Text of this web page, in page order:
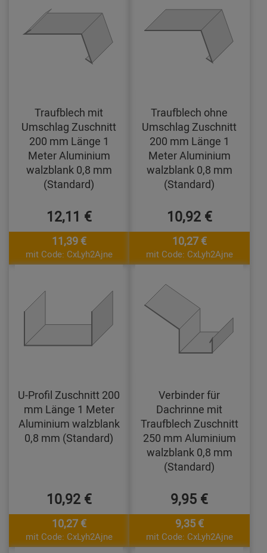
Traufblech mit
Umschlag Zuschnitt
200 mm Länge 1
Meter Aluminium
walzblank 0,8 mm
(Standard)
12,11 €
11,39 €
mit Code: CxLyh2Ajne
Traufblech ohne
Umschlag Zuschnitt
200 mm Länge 1
Meter Aluminium
walzblank 0,8 mm
(Standard)
10,92 €
10,27 €
mit Code: CxLyh2Ajne
U-Profil Zuschnitt 200
mm Länge 1 Meter
Aluminium walzblank
0,8 mm (Standard)
10,92 €
10,27 €
mit Code: CxLyh2Ajne
Verbinder für
Dachrinne mit
Traufblech Zuschnitt
250 mm Aluminium
walzblank 0,8 mm
(Standard)
9,95 €
9,35 €
mit Code: CxLyh2Ajne